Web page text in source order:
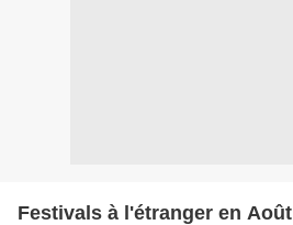
Festivals à l'étranger en Août